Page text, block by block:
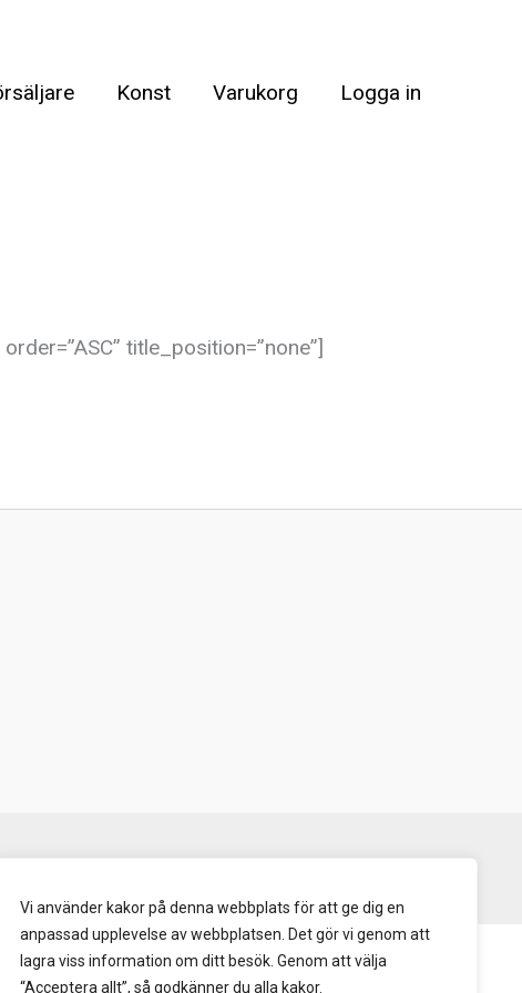
Vi använder kakor på denna webbplats för att ge dig en
anpassad upplevelse av webbplatsen. Det gör vi genom att
lagra viss information om ditt besök. Genom att välja
“Acceptera allt”, så godkänner du alla kakor.
Konst Varukorg Logga in
title_position=”none”]